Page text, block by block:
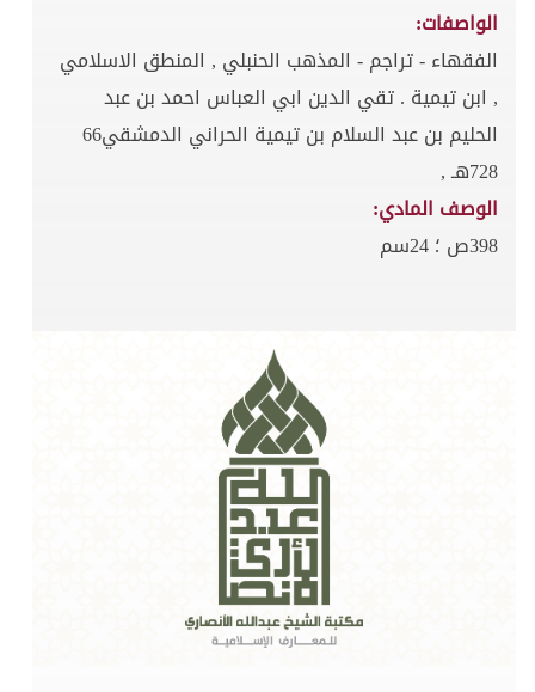
الواصفات:
الفقهاء - تراجم - المذهب الحنبلي , المنطق الاسلامي
, ابن تيمية . تقي الدين ابي العباس احمد بن عبد
الحليم بن عبد السلام بن تيمية الحراني الدمشقي66
728هـ ,
الوصف المادي:
398ص ؛ 24سم